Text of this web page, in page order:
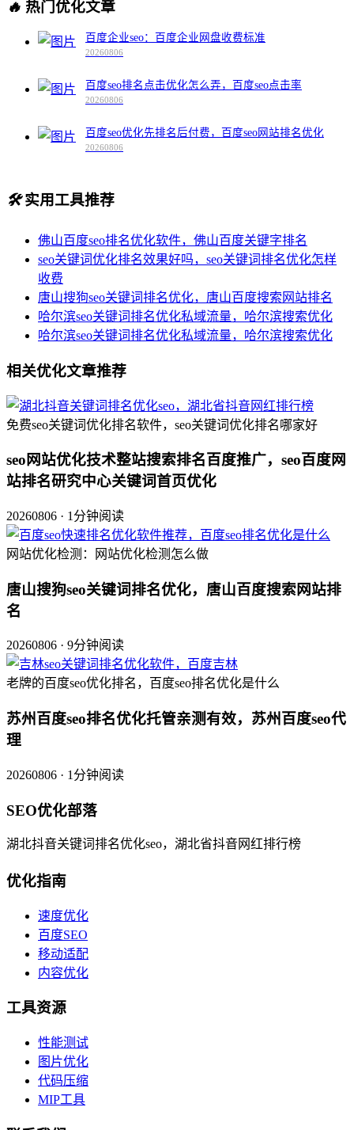
🔥 热门优化文章
百度企业seo：百度企业网盘收费标准
20260806
百度seo排名点击优化怎么弄，百度seo点击率
20260806
百度seo优化先排名后付费，百度seo网站排名优化
20260806
🛠️实用工具推荐
佛山百度seo排名优化软件，佛山百度关键字排名
seo关键词优化排名效果好吗，seo关键词排名优化怎样
收费
唐山搜狗seo关键词排名优化，唐山百度搜索网站排名
哈尔滨seo关键词排名优化私域流量，哈尔滨搜索优化
哈尔滨seo关键词排名优化私域流量，哈尔滨搜索优化
相关优化文章推荐
免费seo关键词优化排名软件，seo关键词优化排名哪家好
seo网站优化技术整站搜索排名百度推广，seo百度网
站排名研究中心关键词首页优化
20260806 · 1分钟阅读
网站优化检测：网站优化检测怎么做
唐山搜狗seo关键词排名优化，唐山百度搜索网站排
名
20260806 · 9分钟阅读
老牌的百度seo优化排名，百度seo排名优化是什么
苏州百度seo排名优化托管亲测有效，苏州百度seo代
理
20260806 · 1分钟阅读
SEO优化部落
湖北抖音关键词排名优化seo，湖北省抖音网红排行榜
优化指南
速度优化
百度SEO
移动适配
内容优化
工具资源
性能测试
图片优化
代码压缩
MIP工具